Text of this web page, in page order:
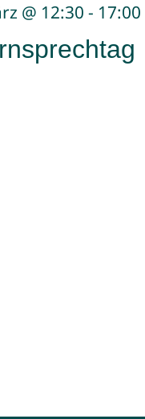
@ 12:30 - 17:00